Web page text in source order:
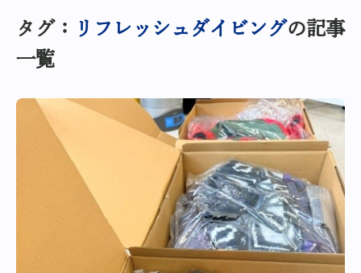
タグ： リフレッシュダイビングの記事
一覧